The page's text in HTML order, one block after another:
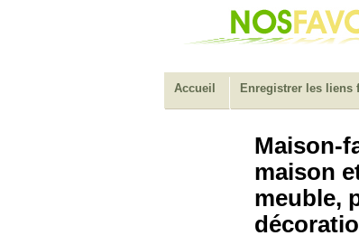
Accueil Enregistrer les liens
Maison-
maison
meuble,